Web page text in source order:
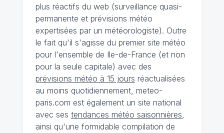
plus réactifs du web (surveillance quasi-
permanente et prévisions météo
expertisées par un météorologiste). Outre
le fait qu'il s'agisse du premier site météo
pour l'ensemble de Ile-de-France (et non
pour la seule capitale) avec des
prévisions météo à 15 jours réactualisées
au moins quotidiennement, meteo-
paris.com est également un site national
avec ses tendances météo saisonnières,
ainsi qu'une formidable compilation de